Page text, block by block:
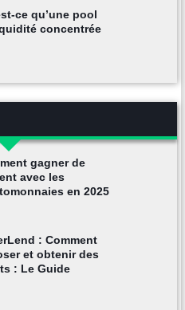
ce qu’une pool
concentrée
gagner de
avec les
en 2025
: Comment
et obtenir des
: Le Guide